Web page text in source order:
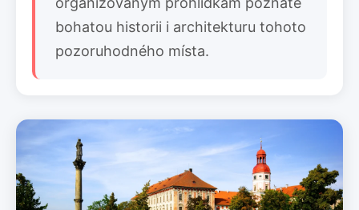
bohatou historii i architekturu tohoto
pozoruhodného místa.